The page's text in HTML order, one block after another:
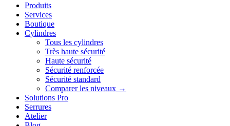
Produits
Services
Boutique
Cylindres
Tous les cylindres
Très haute sécurité
Haute sécurité
Sécurité renforcée
Sécurité standard
Comparer les niveaux →
Solutions Pro
Serrures
Atelier